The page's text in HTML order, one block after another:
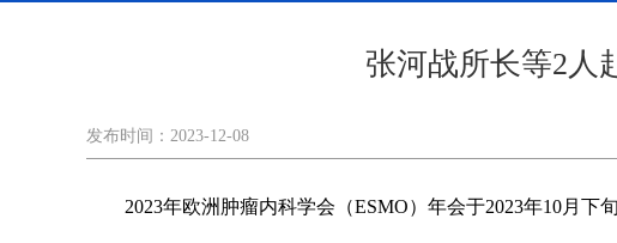
张河战所长等2人
发布时间：2023-12-08
2023年欧洲肿瘤内科学会（ESMO）年会于2023年10月下